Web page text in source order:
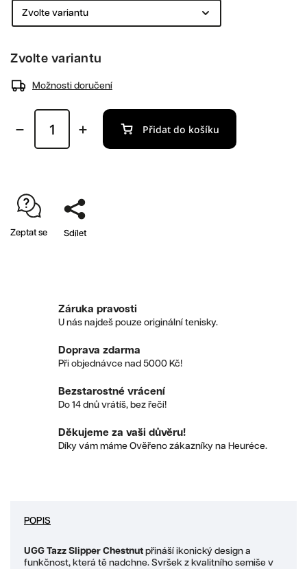
Zvolte variantu
Možnosti doručení
Přidat do košíku
Zeptat se Sdílet
Záruka pravosti
U nás najdeš pouze originální tenisky.
Doprava zdarma
Při objednávce nad 5000 Kč!
Bezstarostné vrácení
Do 14 dnů vrátíš, bez řečí!
Děkujeme za vaši důvěru!
Díky vám máme Ověřeno zákazníky na Heuréce.
POPIS
UGG Tazz Slipper Chestnut přináší ikonický design a
funkčnost, která tě nadchne. Svršek z kvalitního semiše v